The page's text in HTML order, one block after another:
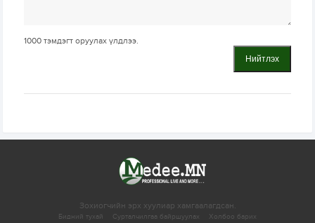
1000 тэмдэгт оруулах үлдлээ.
Нийтлэх
Зохиогчийн эрх хуулиар хамгаалагдсан.
Бидний тухай Сурталчилгаа байршуулах Холбоо барих